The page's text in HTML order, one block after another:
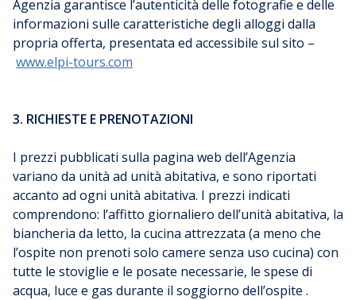
Agenzia garantisce l’autenticità delle fotografie e delle
informazioni sulle caratteristiche degli alloggi dalla
propria offerta, presentata ed accessibile sul sito –
www.elpi-tours.com
3. RICHIESTE E PRENOTAZIONI
I prezzi pubblicati sulla pagina web dell’Agenzia
variano da unità ad unità abitativa, e sono riportati
accanto ad ogni unità abitativa. I prezzi indicati
comprendono: l’affitto giornaliero dell’unità abitativa, la
biancheria da letto, la cucina attrezzata (a meno che
l’ospite non prenoti solo camere senza uso cucina) con
tutte le stoviglie e le posate necessarie, le spese di
acqua, luce e gas durante il soggiorno dell’ospite .